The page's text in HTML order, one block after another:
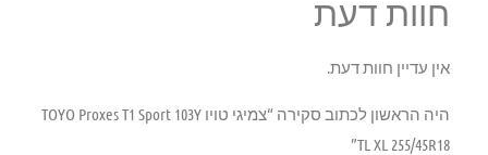
חוות דעת
אין עדיין חוות דעת.
היה הראשון לכתוב סקירה “צמיגי טויו TOYO Proxes T1 Sport 103Y
TL XL 255/45R18”